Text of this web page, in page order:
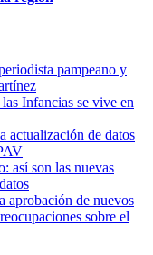
pampeano y
Infancias se vive en
actualización de datos
así son las nuevas
aprobación de nuevos
sobre el